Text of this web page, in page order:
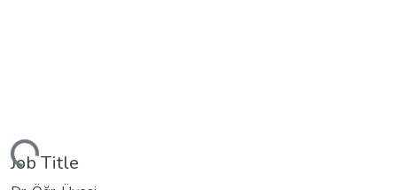
Job Title